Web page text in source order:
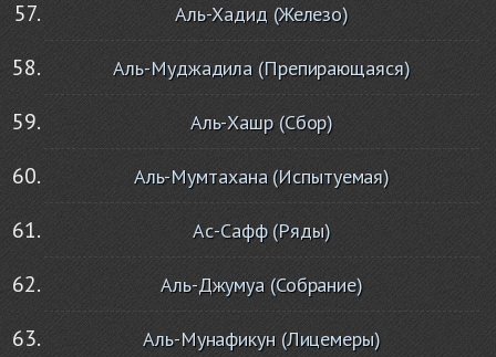
Аль-Хадид (Железо)
Аль-Муджадила (Препирающаяся)
Аль-Хашр (Сбор)
Аль-Мумтахана (Испытуемая)
Ас-Сафф (Ряды)
Аль-Джумуа (Собрание)
Аль-Мунафикун (Лицемеры)